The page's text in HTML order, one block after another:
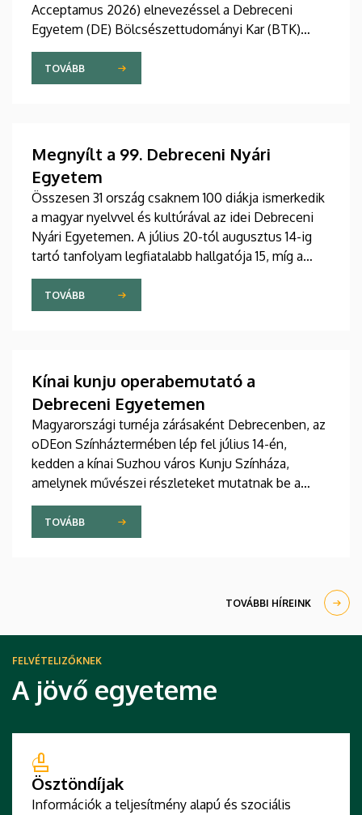
Acceptamus 2026) elnevezéssel a Debreceni
Egyetem (DE) Bölcsészettudományi Kar (BTK)
Angol-Amerikai Intézet Angol Nyelvészeti
Tanszéke. A 2026. július 27 - augusztus 7. közötti
eseményre csaknem tíz ország mintegy száz
bővítse nyelvészeti ismereteit.
TOVÁBB
Megnyílt a 99. Debreceni Nyári
Egyetem
Összesen 31 ország csaknem 100 diákja ismerkedik
a magyar nyelvvel és kultúrával az idei Debreceni
Nyári Egyetemen. A július 20-tól augusztus 14-ig
tartó tanfolyam legfiatalabb hallgatója 15, míg a
legidősebb 80 éves. Az Egyetemi Templomban
tartott hétfői ünnepélyes megnyitón átadták az
ösztöndíjasok okleveleit.
TOVÁBB
Kínai kunju operabemutató a
Debreceni Egyetemen
Magyarországi turnéja zárásaként Debrecenben, az
oDEon Színháztermében lép fel július 14-én,
kedden a kínai Suzhou város Kunju Színháza,
amelynek művészei részleteket mutatnak be a
több mint 600 éves Kun opera legszebb darabjából.
Az előadás a Debreceni Egyetem (DE)
Bölcsészettudományi Kar (BTK) Konfuciusz
Point-tal való együttműködés keretében valósul
TOVÁBB
TOVÁBBI HÍREINK
FELVÉTELIZŐKNEK
A jövő egyeteme
Ösztöndíjak
Információk a teljesítmény alapú és szociális